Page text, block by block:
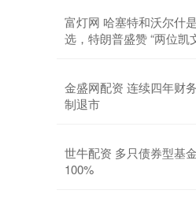
富灯网 哈塞特和沃尔什
选，特朗普盛赞 “两位凯
金盛网配资 连续四年财
制退市
世牛配资 多只债券型基
100%